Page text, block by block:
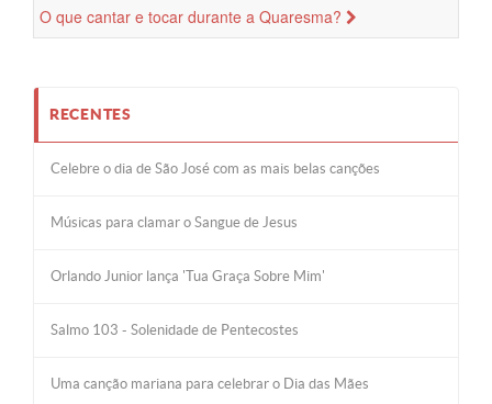
O que cantar e tocar durante a Quaresma?
RECENTES
Celebre o dia de São José com as mais belas canções
Músicas para clamar o Sangue de Jesus
Orlando Junior lança 'Tua Graça Sobre Mim'
Salmo 103 - Solenidade de Pentecostes
Uma canção mariana para celebrar o Dia das Mães